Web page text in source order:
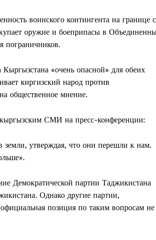
воинского контингента на границе с
оружие и боеприпасы в
пограничников.
«очень опасной» для обеих
киргизский народ против
общественное мнение.
СМИ на пресс-конференции:
земли, утверждая, что они перешли к нам.
Демократической партии Таджикистана
Однако другие партии,
позиция по таким вопросам не